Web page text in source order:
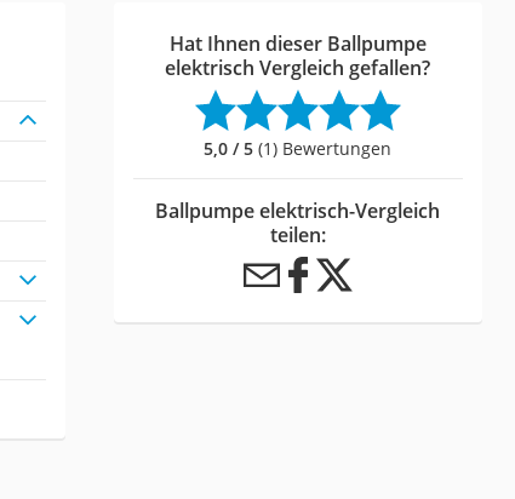
Hat Ihnen dieser Ballpumpe
elektrisch Vergleich gefallen?
5,0 / 5 (1) Bewertungen
Ballpumpe elektrisch-Vergleich
teilen: